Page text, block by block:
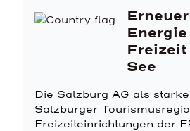
See
Die Salzburg AG als
Salzburger
Freizeiteinrichtungen der